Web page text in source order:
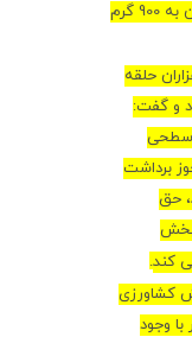
شکر تولید می‌شد که امروز این میزان به 900 گرم
حلقه
و گفت:
سطحی
برداشت
حق
بخش
.
کشاورزی
وجود